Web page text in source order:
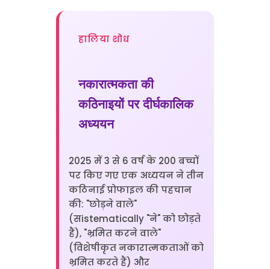
हालिया शोध
नकारात्मकता की
कठिनाइयों पर दीर्घकालिक
अध्ययन
2025 में 3 से 6 वर्ष के 200 बच्चों
पर किए गए एक अध्ययन ने तीन
कठिनाई प्रोफाइल की पहचान
की: "छोड़ने वाले"
(सistematically "ने" को छोड़ते
हैं), "भ्रमित करने वाले"
(विशेषीकृत नकारात्मकताओं को
भ्रमित करते हैं) और